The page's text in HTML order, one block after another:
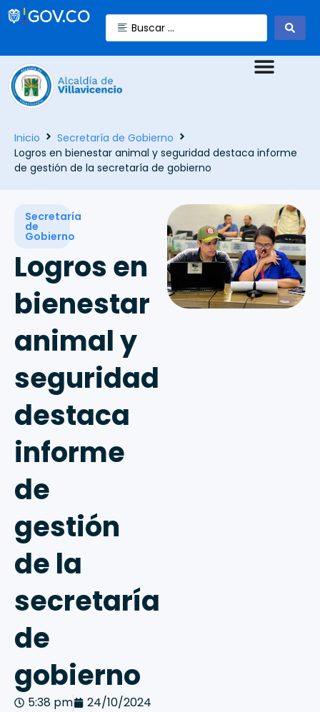
Inicio
Secretaría de Gobierno
Logros en bienestar animal y seguridad destaca informe
de gestión de la secretaría de gobierno
Secretaría
de
Gobierno
Logros en
bienestar
animal y
seguridad
destaca
informe
de
gestión
de la
secretaría
de
gobierno
5:38 pm 24/10/2024